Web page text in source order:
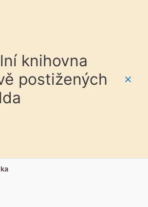
knihovna
postižených